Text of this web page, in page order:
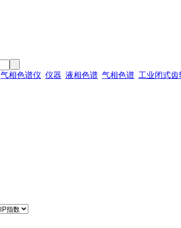
气相色谱仪 仪器 液相色谱 气相色谱 工业闭式齿